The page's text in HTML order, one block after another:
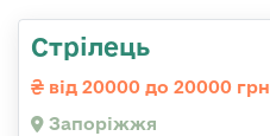
Стрілець
від 20000 до 20000 грн
Запоріжжя